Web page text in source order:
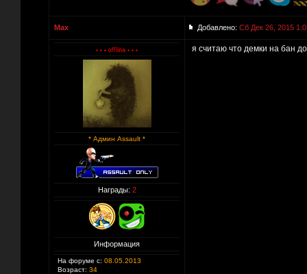
Max Добавлено: Сб Дек 26, 2015
* Админ Assault *
Награды: 2
Информация
На форуме с: 08.05.2013
Возраст: 34
я считаю что демки на бан